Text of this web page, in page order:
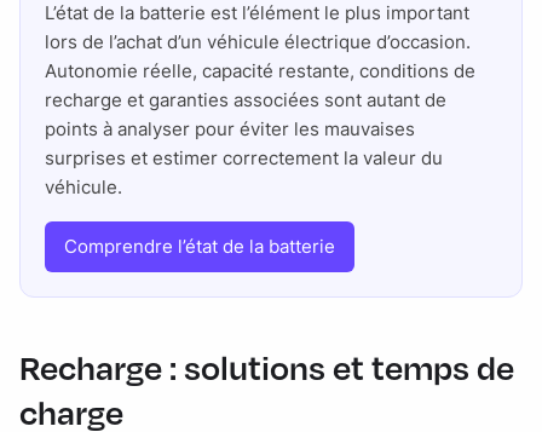
L’état de la batterie est l’élément le plus important
lors de l’achat d’un véhicule électrique d’occasion.
Autonomie réelle, capacité restante, conditions de
recharge et garanties associées sont autant de
points à analyser pour éviter les mauvaises
surprises et estimer correctement la valeur du
véhicule.
Comprendre l’état de la batterie
Recharge : solutions et temps de
charge